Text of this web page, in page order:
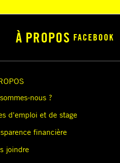
À PROPOS FACEBOOK
nous ?
d'emploi et de stage
financière
joindre